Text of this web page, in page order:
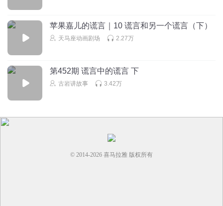
苹果嘉儿的谎言｜10 谎言和另一个谎言（下）
天马座动画剧场 2.27万
第452期 谎言中的谎言 下
古岩讲故事 3.42万
© 2014-2026 喜马拉雅 版权所有